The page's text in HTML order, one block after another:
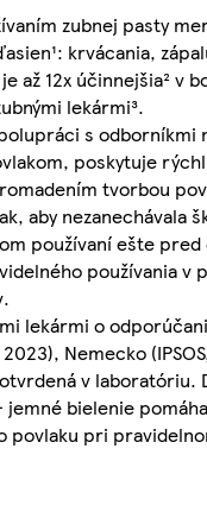
zubnej pasty
krvácania,
až 12x účinnejšia²
lekármi³.
s
poskytuje
tvorbou
aby
používaní ešte
používania
lekármi o
Nemecko
v laboratóriu.
bielenie
povlaku pri